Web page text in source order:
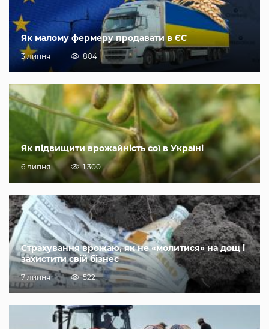
Як малому фермеру продавати в ЄС
3 липня 804
Як підвищити врожайність сої в Україні
6 липня 1 300
Страхування врожаю, як не «молитися» на дощ і
захистити свій бізнес
7 липня 522